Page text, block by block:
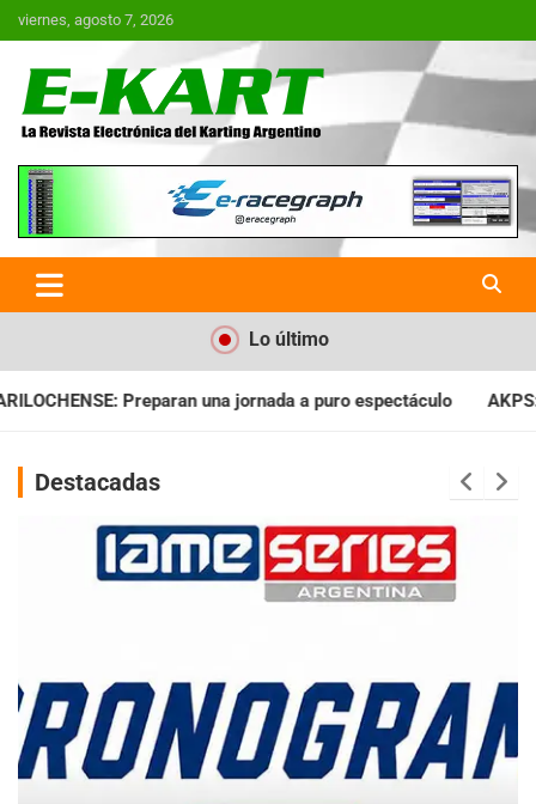
Saltar
al
viernes, agosto 7, 2026
E-Kart.com.ar | La Revista
Electrónica del Karting en
Argentina
Lo último
a puro espectáculo AKPS: Intervino la IGJ y oficializó el
Destacadas